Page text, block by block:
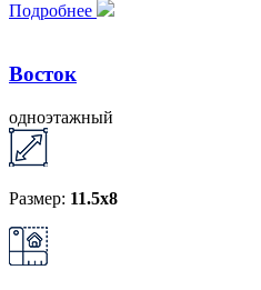
Подробнее
Восток
одноэтажный
Размер: 11.5х8